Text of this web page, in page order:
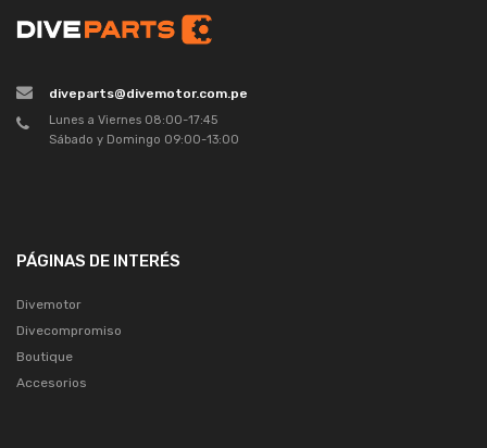
diveparts@divemotor.com.pe
Lunes a Viernes 08:00-17:45
Sábado y Domingo 09:00-13:00
PÁGINAS DE INTERÉS
Divemotor
Divecompromiso
Boutique
Accesorios